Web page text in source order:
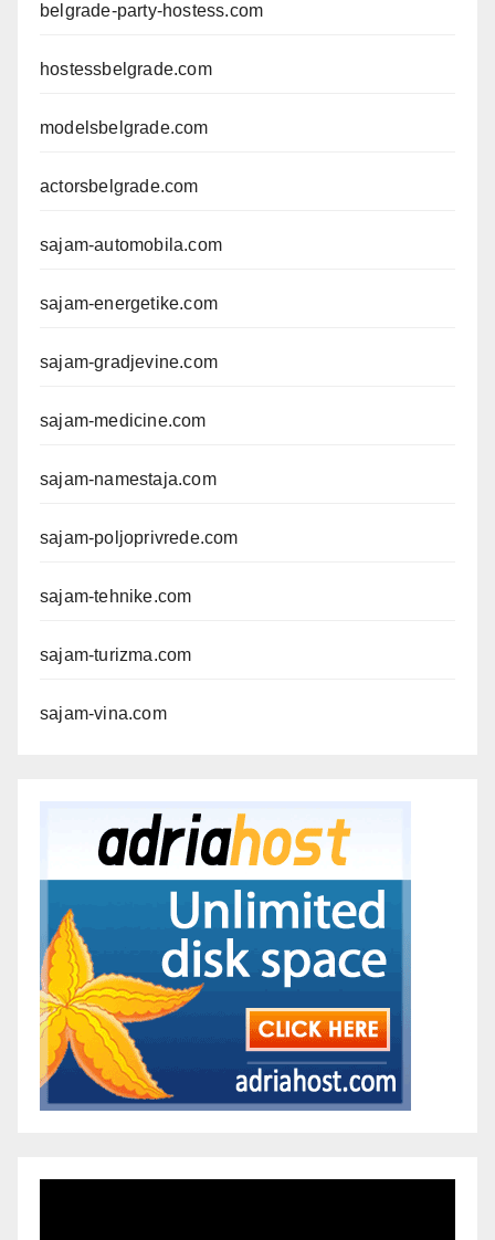
belgrade-party-hostess.com
hostessbelgrade.com
modelsbelgrade.com
actorsbelgrade.com
sajam-automobila.com
sajam-energetike.com
sajam-gradjevine.com
sajam-medicine.com
sajam-namestaja.com
sajam-poljoprivrede.com
sajam-tehnike.com
sajam-turizma.com
sajam-vina.com